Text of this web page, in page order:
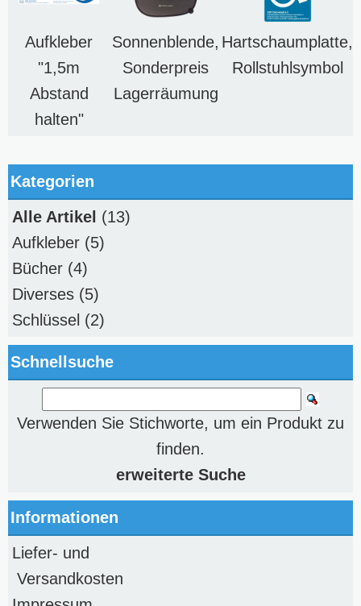
Aufkleber
"1,5m
Abstand
halten"
Sonnenblende,
Sonderpreis
Lagerräumung
Hartschaumplatte,
Rollstuhlsymbol
Kategorien
Alle Artikel (13)
Aufkleber (5)
Bücher (4)
Diverses (5)
Schlüssel (2)
Schnellsuche
Verwenden Sie Stichworte, um ein Produkt zu
finden.
erweiterte Suche
Informationen
Liefer- und
Versandkosten